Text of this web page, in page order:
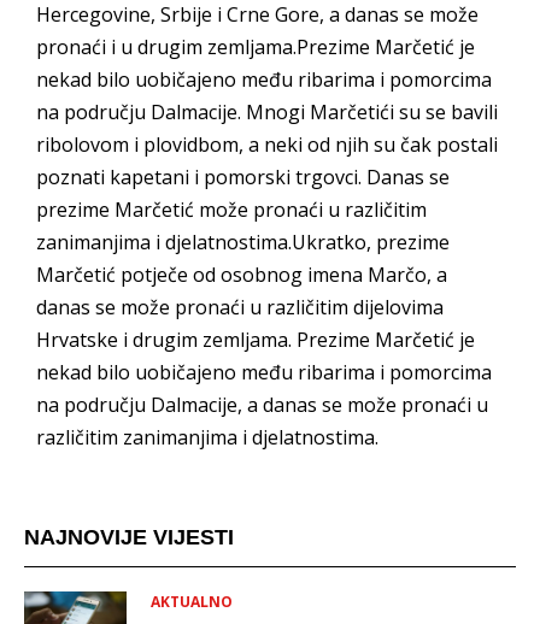
Hercegovine, Srbije i Crne Gore, a danas se može
pronaći i u drugim zemljama.Prezime Marčetić je
nekad bilo uobičajeno među ribarima i pomorcima
na području Dalmacije. Mnogi Marčetići su se bavili
ribolovom i plovidbom, a neki od njih su čak postali
poznati kapetani i pomorski trgovci. Danas se
prezime Marčetić može pronaći u različitim
zanimanjima i djelatnostima.Ukratko, prezime
Marčetić potječe od osobnog imena Marčo, a
danas se može pronaći u različitim dijelovima
Hrvatske i drugim zemljama. Prezime Marčetić je
nekad bilo uobičajeno među ribarima i pomorcima
na području Dalmacije, a danas se može pronaći u
različitim zanimanjima i djelatnostima.
NAJNOVIJE VIJESTI
AKTUALNO